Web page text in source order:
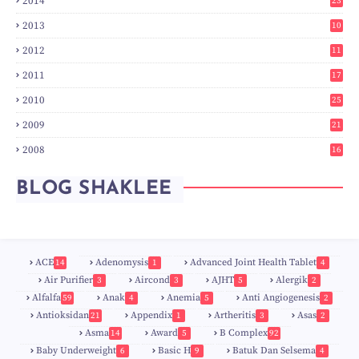
2
2013
10
0
2012
11
3
2011
17
2010
25
0
2009
21
2008
16
BLOG SHAKLEE
ACE 14 Adenomysis 1 Advanced Joint Health Tablet 4
Air Purifier 3 Aircond 3 AJHT 5 Alergik 2
Alfalfa59 Anak 4 Anemia 5 Anti Angiogenesis 2
Antioksidan21 Appendix 1 Artheritis 3 Asas 2
Asma 14 Award 5 B Complex92
Baby Underweight 6 Basic H 9 Batuk Dan Selsema 4